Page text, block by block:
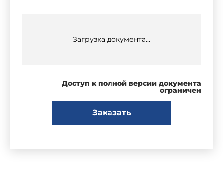
Загрузка документа...
Доступ к полной версии документа
ограничен
Заказать